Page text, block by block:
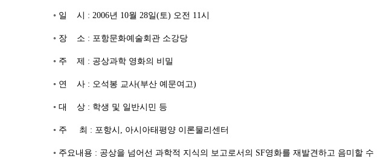
◦ 일 시 : 2006년 10월 28일(토) 오전 11시
◦ 장 소 : 포항문화예술회관 소강당
◦ 주 제 : 공상과학 영화의 비밀
◦ 연 사 : 오석봉 교사(부산 예문여고)
◦ 대 상 : 학생 및 일반시민 등
◦ 주 최 : 포항시, 아시아태평양 이론물리센터
◦ 주요내용 : 공상을 넘어선 과학적 지식의 보고로서의 SF영화를 재발견하고 음미할 수